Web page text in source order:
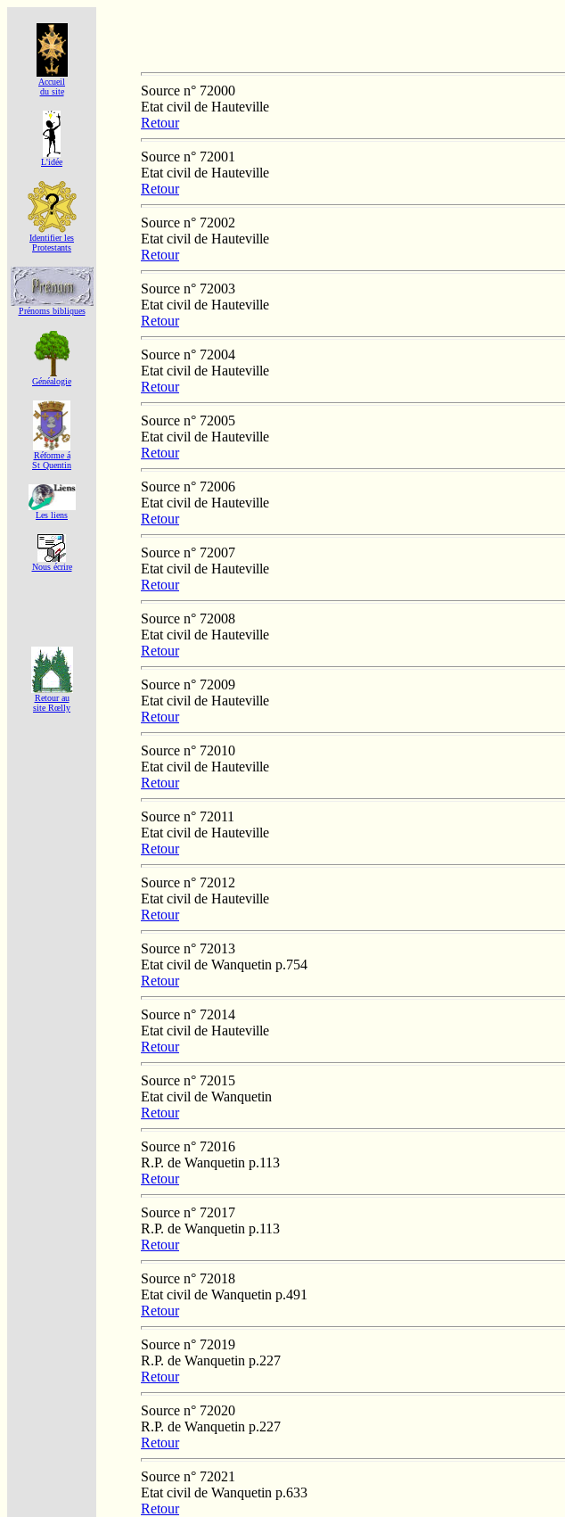
Accueil
du site
L'idée
Identifier les
Protestants
Prénoms bibliques
Généalogie
Réforme á
St Quentin
Les liens
Nous écrire
Retour au
site Rœlly
Source n° 72000
Etat civil de Hauteville
Retour
Source n° 72001
Etat civil de Hauteville
Retour
Source n° 72002
Etat civil de Hauteville
Retour
Source n° 72003
Etat civil de Hauteville
Retour
Source n° 72004
Etat civil de Hauteville
Retour
Source n° 72005
Etat civil de Hauteville
Retour
Source n° 72006
Etat civil de Hauteville
Retour
Source n° 72007
Etat civil de Hauteville
Retour
Source n° 72008
Etat civil de Hauteville
Retour
Source n° 72009
Etat civil de Hauteville
Retour
Source n° 72010
Etat civil de Hauteville
Retour
Source n° 72011
Etat civil de Hauteville
Retour
Source n° 72012
Etat civil de Hauteville
Retour
Source n° 72013
Etat civil de Wanquetin p.754
Retour
Source n° 72014
Etat civil de Hauteville
Retour
Source n° 72015
Etat civil de Wanquetin
Retour
Source n° 72016
R.P. de Wanquetin p.113
Retour
Source n° 72017
R.P. de Wanquetin p.113
Retour
Source n° 72018
Etat civil de Wanquetin p.491
Retour
Source n° 72019
R.P. de Wanquetin p.227
Retour
Source n° 72020
R.P. de Wanquetin p.227
Retour
Source n° 72021
Etat civil de Wanquetin p.633
Retour